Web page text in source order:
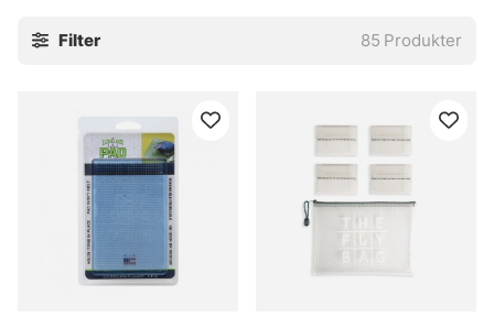
rörigt nystan i botten av packningen.
eller skicka ett mejl. Ofta går det att reda ut ganska snabbt.
» Tillbaka till väskor, boxar och förvaring
Vanliga frågor om övrig förvaring
Filter 85 Produkter